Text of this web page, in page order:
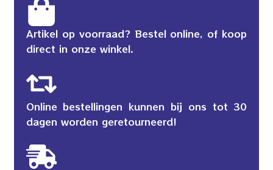
Artikel op voorraad? Bestel online, of koop
direct in onze winkel.
Online bestellingen kunnen bij ons tot 30
dagen worden geretourneerd!